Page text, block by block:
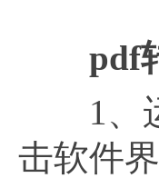
pdf
1、运
击软件